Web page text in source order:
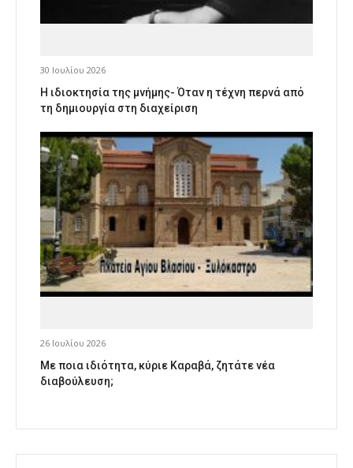
30 Ιουλίου 2026
Η ιδιοκτησία της μνήμης- Όταν η τέχνη περνά από
τη δημιουργία στη διαχείριση
26 Ιουλίου 2026
Με ποια ιδιότητα, κύριε Καραβά, ζητάτε νέα
διαβούλευση;